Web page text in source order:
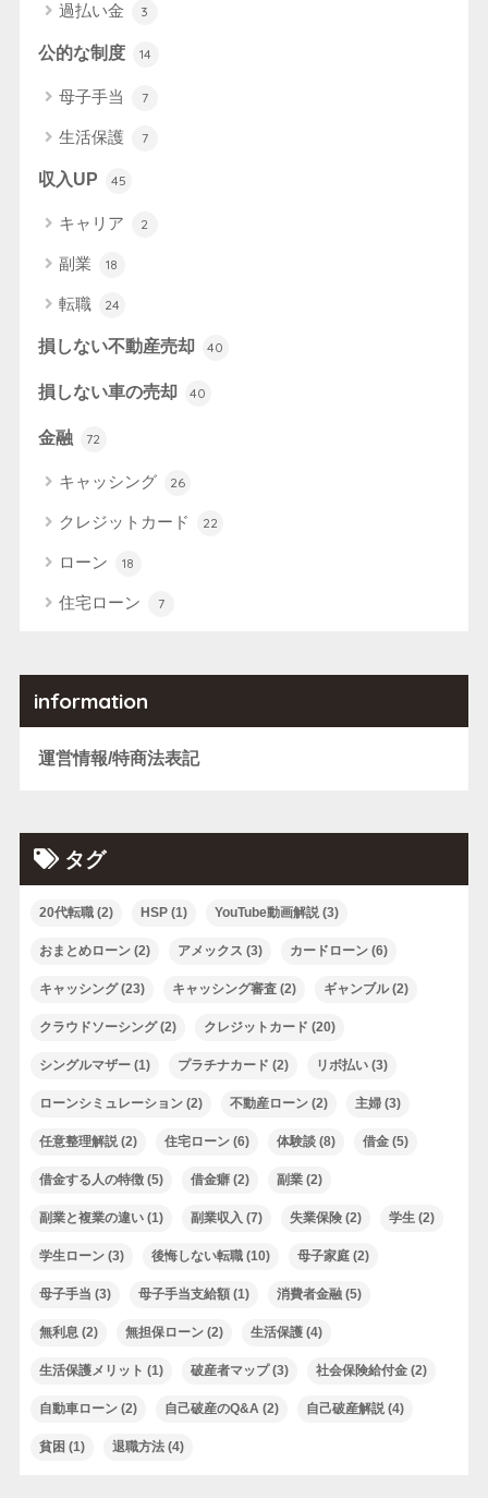
過払い金 3
公的な制度 14
母子手当 7
生活保護 7
収入UP 45
キャリア 2
副業 18
転職 24
損しない不動産売却 40
損しない車の売却 40
金融 72
キャッシング 26
クレジットカード 22
ローン 18
住宅ローン 7
information
運営情報/特商法表記
タグ
20代転職(2) HSP(1) YouTube動画解説(3)
おまとめローン(2) アメックス (3) カードローン(6)
キャッシング(23) キャッシング審査(2) ギャンブル(2)
クラウドソーシング(2) クレジットカード (20)
シングルマザー(1) プラチナカード (2) リボ払い(3)
ローンシミュレーション(2) 不動産ローン(2) 主婦(3)
任意整理解説(2) 住宅ローン(6) 体験談(8) 借金(5)
借金する人の特徴(5) 借金癖(2) 副業(2)
副業と複業の違い(1) 副業収入 (7) 失業保険(2) 学生(2)
学生ローン(3) 後悔しない転職(10) 母子家庭(2)
母子手当 (3) 母子手当支給額(1) 消費者金融(5)
無利息 (2) 無担保ローン(2) 生活保護(4)
生活保護メリット (1) 破産者マップ(3) 社会保険給付金(2)
自動車ローン(2) 自己破産のQ&A (2) 自己破産解説(4)
貧困 (1) 退職方法(4)